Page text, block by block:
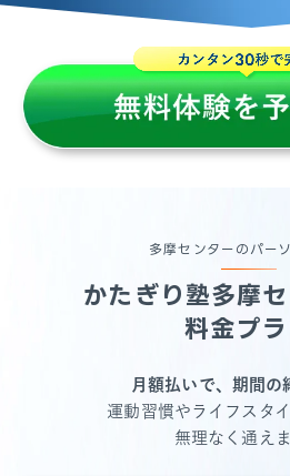
多摩センターのパー
かたぎり塾多摩
料金プ
月額払いで、期間の
運動習慣やライフスタ
無理なく通えま